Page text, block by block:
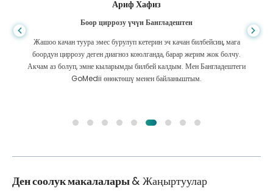
Ариф Хафиз
Боор циррозу үчүн Бангладештен
Жашоо качан туура эмес бурулуп кетерин эч качан билбейсиң, мага
боордун циррозу деген диагноз коюлганда, барар жерим жок болчу.
Акчам аз болуп, эмне кыларымды билбей калдым. Мен Бангладештеги
GoMedii өнөктөшү менен байланыштым.
Ден соолук макалалары& Жаңыртуулар